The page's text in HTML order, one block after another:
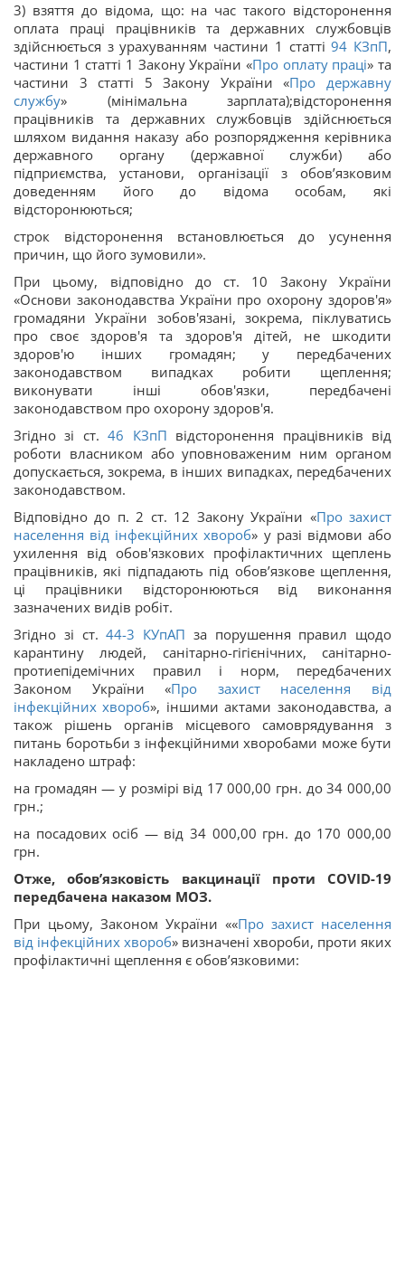
3) взяття до відома, що: на час такого відсторонення
оплата праці працівників та державних службовців
здійснюється з урахуванням частини 1 статті 94 КЗпП,
частини 1 статті 1 Закону України «Про оплату праці» та
частини 3 статті 5 Закону України «Про державну
службу» (мінімальна зарплата);відсторонення
працівників та державних службовців здійснюється
шляхом видання наказу або розпорядження керівника
державного органу (державної служби) або
підприємства, установи, організації з обов’язковим
доведенням його до відома особам, які
відсторонюються;
строк відсторонення встановлюється до усунення
причин, що його зумовили».
При цьому, відповідно до ст. 10 Закону України
«Основи законодавства України про охорону здоров'я»
громадяни України зобов'язані, зокрема, піклуватись
про своє здоров'я та здоров'я дітей, не шкодити
здоров'ю інших громадян; у передбачених
законодавством випадках робити щеплення;
виконувати інші обов'язки, передбачені
законодавством про охорону здоров'я.
Згідно зі ст. 46 КЗпП відсторонення працівників від
роботи власником або уповноваженим ним органом
допускається, зокрема, в інших випадках, передбачених
законодавством.
Відповідно до п. 2 ст. 12 Закону України «Про захист
населення від інфекційних хвороб» у разі відмови або
ухилення від обов'язкових профілактичних щеплень
працівників, які підпадають під обов’язкове щеплення,
ці працівники відсторонюються від виконання
зазначених видів робіт.
Згідно зі ст. 44-3 КУпАП за порушення правил щодо
карантину людей, санітарно-гігієнічних, санітарно-
протиепідемічних правил і норм, передбачених
Законом України «Про захист населення від
інфекційних хвороб», іншими актами законодавства, а
також рішень органів місцевого самоврядування з
питань боротьби з інфекційними хворобами може бути
накладено штраф:
на громадян — у розмірі від 17 000,00 грн. до 34 000,00
грн.;
на посадових осіб — від 34 000,00 грн. до 170 000,00
грн.
Отже, обов’язковість вакцинації проти COVID-19
передбачена наказом МОЗ.
При цьому, Законом України ««Про захист населення
від інфекційних хвороб» визначені хвороби, проти яких
профілактичні щеплення є обов’язковими: